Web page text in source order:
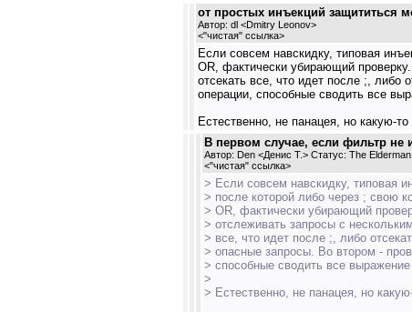
от простых инъекций защититься
Автор: dl <Dmitry Leonov>
<"чистая" ссылка>
Если совсем навскидку, типовая
OR, фактически убирающий
отсекать все, что идет после ;, либо
операции, способные сводить все
Естественно, не панацея, но какую-
В первом случае, если фильтр не
Автор: Den <Денис Т.> Статус: The Elderman
<"чистая" ссылка>
> Если совсем навскидку, типовая
> после которой либо через ; свою
> OR, фактически убирающий
> отслеживать запросы с
> все, что идет после ;, либо
> опасные запросы. Во втором -
> способные сводить все
>
> Естественно, не панацея, но